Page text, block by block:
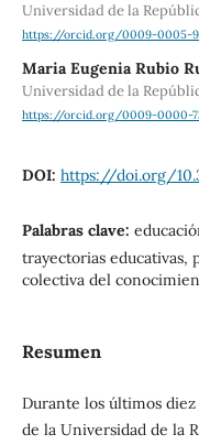
Universidad de la
https://orcid.org/0009-0005-
Maria Eugenia Rubio
Universidad de la
https://orcid.org/0009-0000-
DOI: https://doi.org/
Palabras clave:
trayectorias educativas,
colectiva del
Resumen
Durante los últimos diez
de la Universidad de la